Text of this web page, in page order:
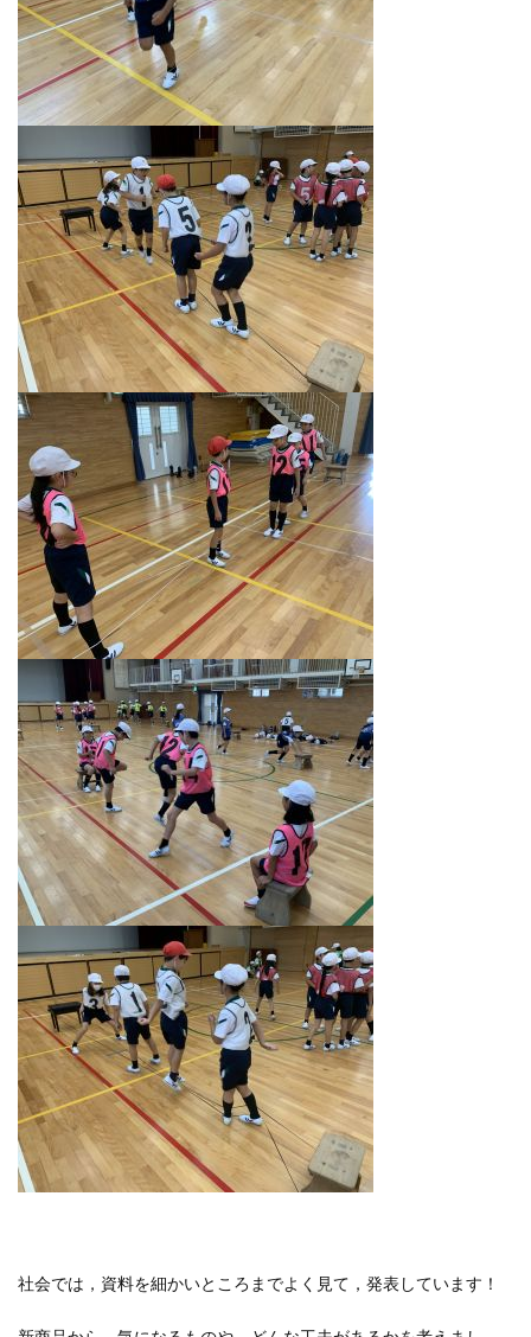
社会では，資料を細かいところまでよく見て，発表しています！